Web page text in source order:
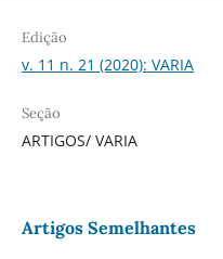
Edição
v. 11 n. 21 (2020): VARIA
Seção
ARTIGOS/ VARIA
Artigos Semelhantes